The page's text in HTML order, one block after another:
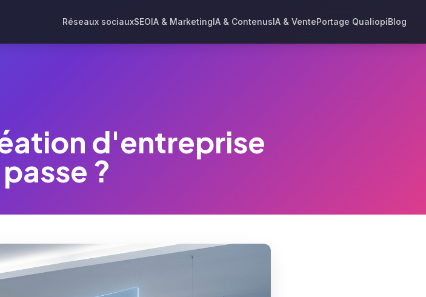
Réseaux sociauxSEOIA & MarketingIA & ContenusIA & VentePortage QualiopiBlog
d'entreprise
?